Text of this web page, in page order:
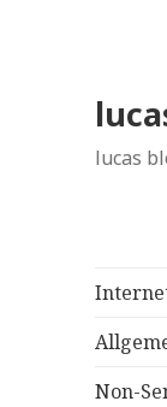
lucas
Non-